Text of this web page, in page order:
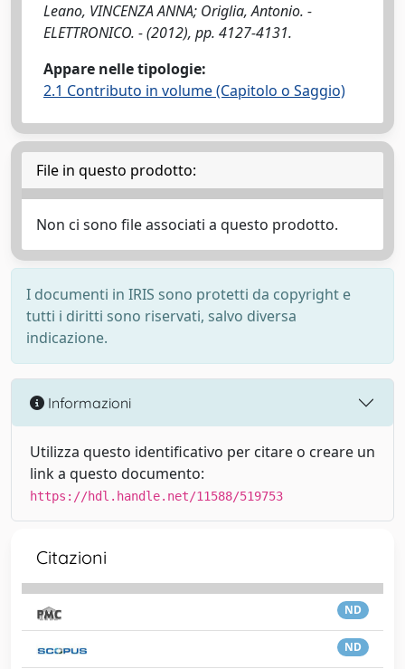
Leano, VINCENZA ANNA; Origlia, Antonio. -
ELETTRONICO. - (2012), pp. 4127-4131.
Appare nelle tipologie:
2.1 Contributo in volume (Capitolo o Saggio)
File in questo prodotto:
Non ci sono file associati a questo prodotto.
I documenti in IRIS sono protetti da copyright e
tutti i diritti sono riservati, salvo diversa
indicazione.
Informazioni
Utilizza questo identificativo per citare o creare un
link a questo documento:
https://hdl.handle.net/11588/519753
Citazioni
ND
ND